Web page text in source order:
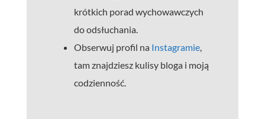
krótkich porad wychowawczych
do odsłuchania.
Obserwuj profil na Instagramie,
tam znajdziesz kulisy bloga i moją
codzienność.